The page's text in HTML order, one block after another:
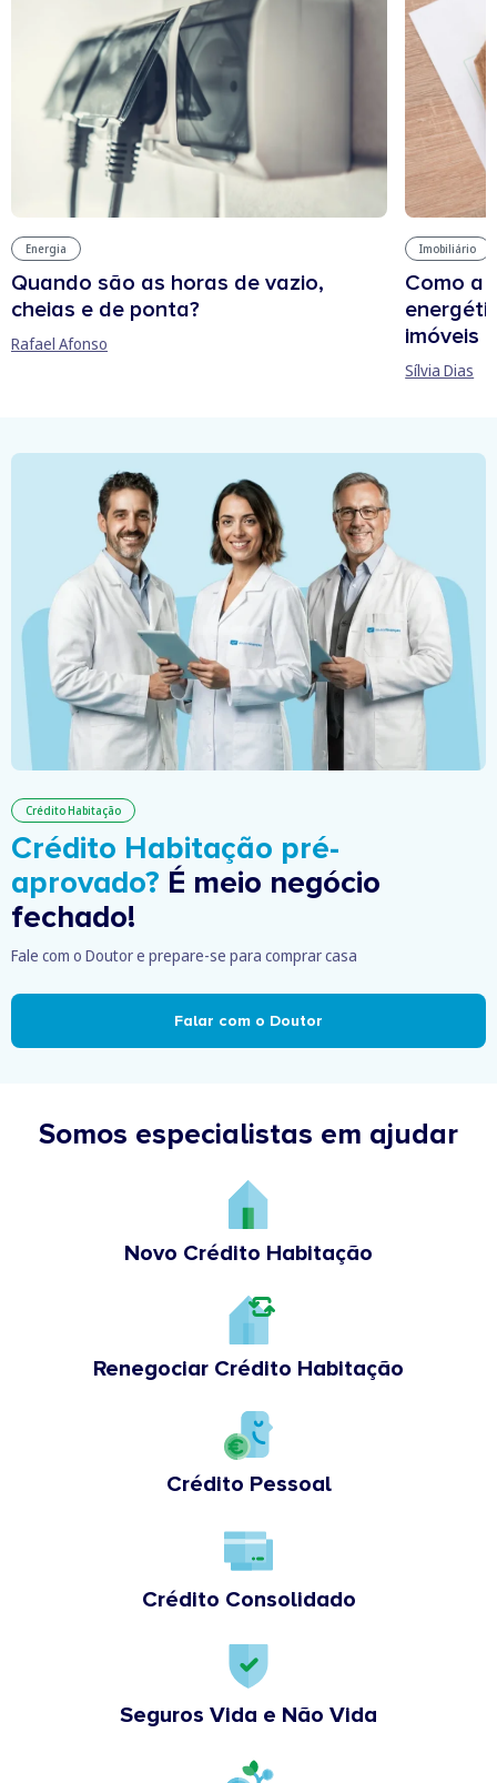
Energia
Quando são as horas de vazio,
cheias e de ponta?
Rafael Afonso
Imobiliário
Como a
imóveis
Sílvia Dias
Crédito Habitação
Crédito Habitação pré-
aprovado? É meio negócio
fechado!
Fale com o Doutor e prepare-se para comprar casa
Falar com o Doutor
Somos especialistas em ajudar
Novo Crédito Habitação
Renegociar Crédito Habitação
Crédito Pessoal
Crédito Consolidado
Seguros Vida e Não Vida